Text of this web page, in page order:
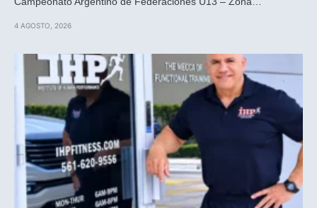
4 AGOSTO, 2026